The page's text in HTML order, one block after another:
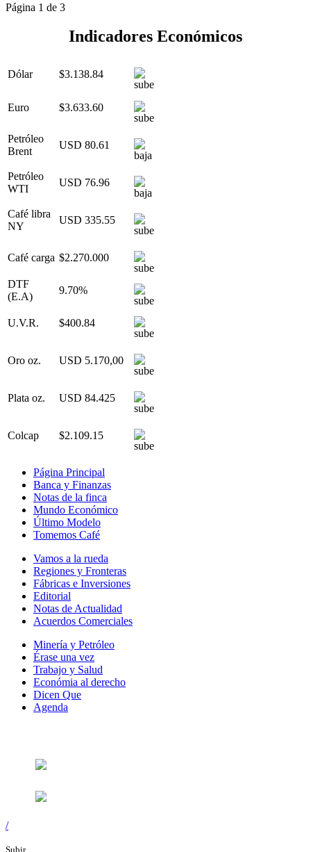
Página 1 de 3
Indicadores Económicos
Dólar $3.138.84
Euro $3.633.60
Petróleo
Brent
USD 80.61
Petróleo
WTI
USD 76.96
Café libra
NY
USD 335.55
Café carga $2.270.000
DTF
(E.A)
9.70%
U.V.R. $400.84
Oro oz. USD 5.170,00
Plata oz. USD 84.425
Colcap $2.109.15
Página Principal
Banca y Finanzas
Notas de la finca
Mundo Económico
Último Modelo
Tomemos Café
Vamos a la rueda
Regiones y Fronteras
Fábricas e Inversiones
Editorial
Notas de Actualidad
Acuerdos Comerciales
Minería y Petróleo
Érase una vez
Trabajo y Salud
Económia al derecho
Dicen Que
Agenda
/
Subir